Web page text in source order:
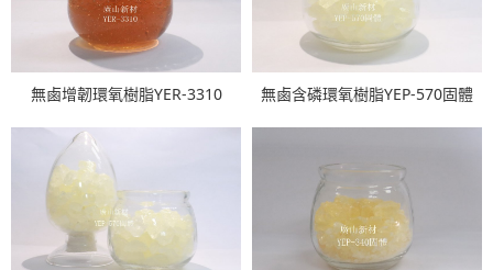
無鹵增韌環氧樹脂YER-3310 無鹵含磷環氧樹脂YEP-570固體